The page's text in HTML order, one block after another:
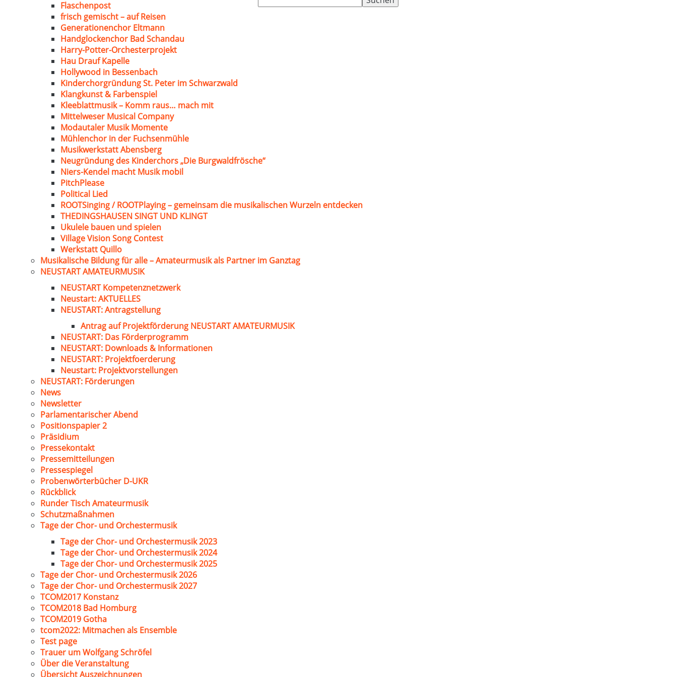
nach:
Flaschenpost
frisch gemischt – auf Reisen
Generationenchor Eltmann
Handglockenchor Bad Schandau
Harry-Potter-Orchesterprojekt
Hau Drauf Kapelle
Hollywood in Bessenbach
Kinderchorgründung St. Peter im Schwarzwald
Klangkunst & Farbenspiel
Kleeblattmusik – Komm raus… mach mit
Mittelweser Musical Company
Modautaler Musik Momente
Mühlenchor in der Fuchsenmühle
Musikwerkstatt Abensberg
Neugründung des Kinderchors „Die Burgwaldfrösche“
Niers-Kendel macht Musik mobil
PitchPlease
Political Lied
ROOTSinging / ROOTPlaying – gemeinsam die musikalischen Wurzeln entdecken
THEDINGSHAUSEN SINGT UND KLINGT
Ukulele bauen und spielen
Village Vision Song Contest
Werkstatt Quillo
Musikalische Bildung für alle – Amateurmusik als Partner im Ganztag
NEUSTART AMATEURMUSIK
NEUSTART Kompetenznetzwerk
Neustart: AKTUELLES
NEUSTART: Antragstellung
Antrag auf Projektförderung NEUSTART AMATEURMUSIK
NEUSTART: Das Förderprogramm
NEUSTART: Downloads & Informationen
NEUSTART: Projektfoerderung
Neustart: Projektvorstellungen
NEUSTART: Förderungen
News
Newsletter
Parlamentarischer Abend
Positionspapier 2
Präsidium
Pressekontakt
Pressemitteilungen
Pressespiegel
Probenwörterbücher D-UKR
Rückblick
Runder Tisch Amateurmusik
Schutzmaßnahmen
Tage der Chor- und Orchestermusik
Tage der Chor- und Orchestermusik 2023
Tage der Chor- und Orchestermusik 2024
Tage der Chor- und Orchestermusik 2025
Tage der Chor- und Orchestermusik 2026
Tage der Chor- und Orchestermusik 2027
TCOM2017 Konstanz
TCOM2018 Bad Homburg
TCOM2019 Gotha
tcom2022: Mitmachen als Ensemble
Test page
Trauer um Wolfgang Schröfel
Über die Veranstaltung
Übersicht Auszeichnungen